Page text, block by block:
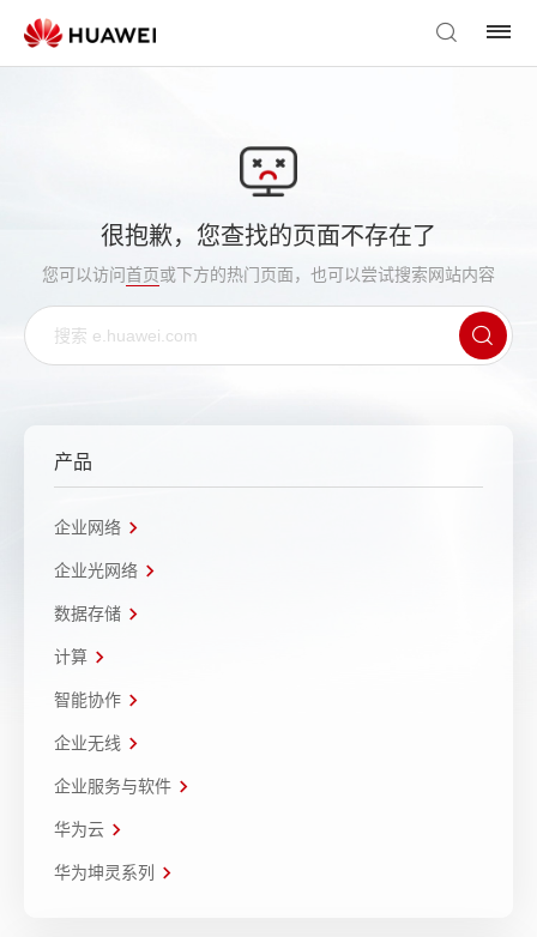
很抱歉，您查找的页面不存在了
您可以访问首页或下方的热门页面，也可以尝试搜索网站内容
产品
企业网络
企业光网络
数据存储
计算
智能协作
企业无线
企业服务与软件
华为云
华为坤灵系列